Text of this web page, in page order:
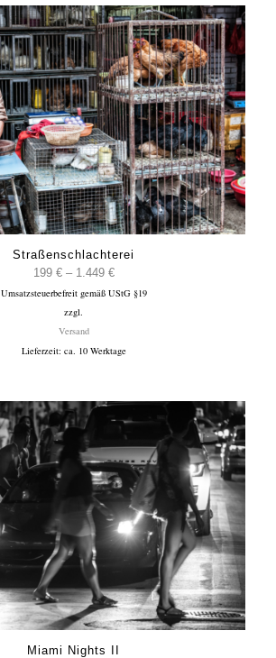
Straßenschlachterei
199 € – 1.449 €Preisspanne:
199 €
Umsatzsteuerbefreit gemäß UStG §19
zzgl.
Versand
Lieferzeit: ca. 10 Werktage
Miami Nights II